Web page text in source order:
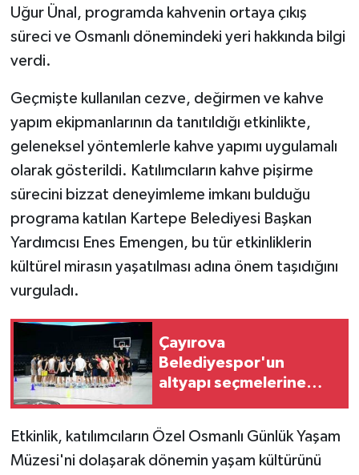
Uğur Ünal, programda kahvenin ortaya çıkış
süreci ve Osmanlı dönemindeki yeri hakkında bilgi
verdi.
Geçmişte kullanılan cezve, değirmen ve kahve
yapım ekipmanlarının da tanıtıldığı etkinlikte,
geleneksel yöntemlerle kahve yapımı uygulamalı
olarak gösterildi. Katılımcıların kahve pişirme
sürecini bizzat deneyimleme imkanı bulduğu
programa katılan Kartepe Belediyesi Başkan
Yardımcısı Enes Emengen, bu tür etkinliklerin
kültürel mirasın yaşatılması adına önem taşıdığını
vurguladı.
Çayırova
Belediyespor'un
altyapı seçmelerine
Etkinlik, katılımcıların Özel Osmanlı Günlük Yaşam
Müzesi'ni dolaşarak dönemin yaşam kültürünü